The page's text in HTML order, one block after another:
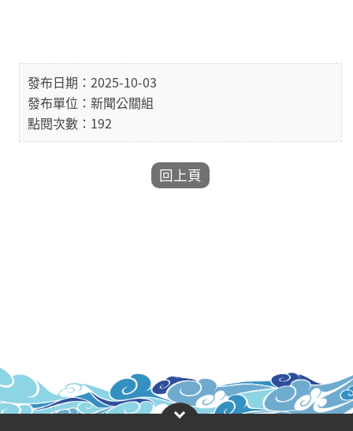
發布日期：2025-10-03
發布單位：新聞公關組
點閱次數：192